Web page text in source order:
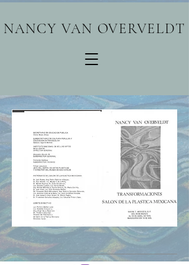
NANCY VAN OVERVELDT